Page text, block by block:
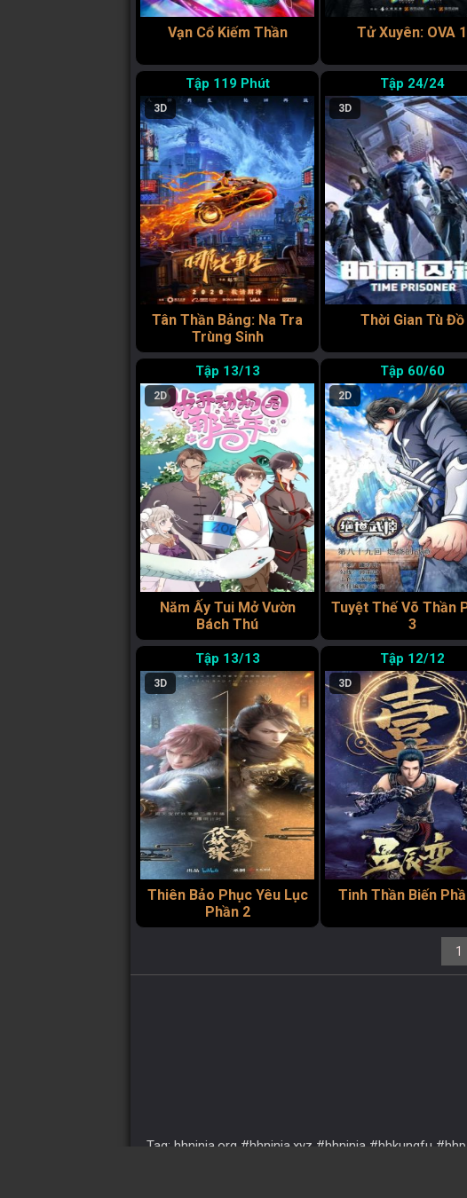
Vạn Cổ Kiếm Thần Tử Xuyên: OVA 1
119 Phút
3D
Tân Thần Bảng: Na Tra
Trùng Sinh
24/24
3D
Thời Gian Tù Đồ
13/13
2D
Năm Ấy Tui Mở Vườn
Bách Thú
60/60
2D
Tuyệt Thế Võ Thần
3
13/13
3D
Thiên Bảo Phục Yêu Lục
Phần 2
12/12
3D
Tinh Thần Biến
1
Tag: hhninja.org #hhninja.xyz #hhninja #hhkungfu